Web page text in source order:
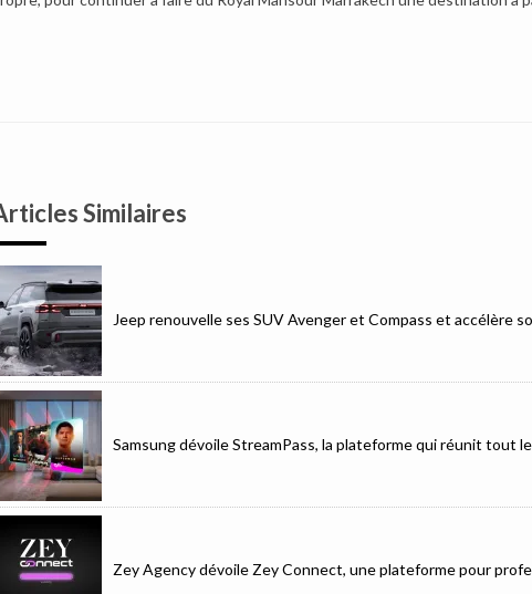
Similaires
Jeep renouvelle ses SUV Avenger et Compass et accélère
Samsung dévoile StreamPass, la plateforme qui réunit tout
Zey Agency dévoile Zey Connect, une plateforme pour